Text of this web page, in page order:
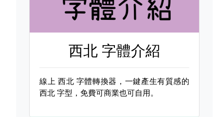
西北 字體介紹
線上 西北 字體轉換器，一鍵產生有質感的
西北 字型，免費可商業也可自用。